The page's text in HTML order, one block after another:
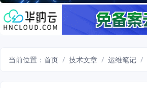
当前位置： 首页 / 技术文章 / 运维笔记 /